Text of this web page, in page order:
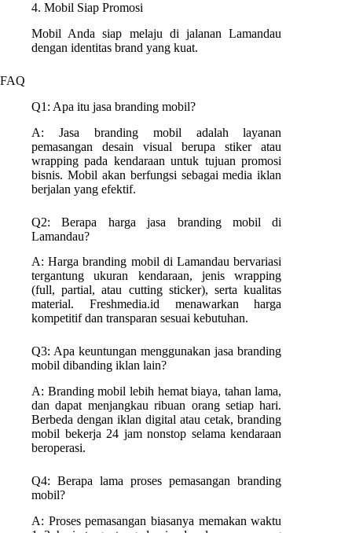
4. Mobil Siap Promosi
Mobil Anda siap melaju di jalanan Lamandau
dengan identitas brand yang kuat.
FAQ
Q1: Apa itu jasa branding mobil?
A: Jasa branding mobil adalah layanan
pemasangan desain visual berupa stiker atau
wrapping pada kendaraan untuk tujuan promosi
bisnis. Mobil akan berfungsi sebagai media iklan
berjalan yang efektif.
Q2: Berapa harga jasa branding mobil di
Lamandau?
A: Harga branding mobil di Lamandau bervariasi
tergantung ukuran kendaraan, jenis wrapping
(full, partial, atau cutting sticker), serta kualitas
material. Freshmedia.id menawarkan harga
kompetitif dan transparan sesuai kebutuhan.
Q3: Apa keuntungan menggunakan jasa branding
mobil dibanding iklan lain?
A: Branding mobil lebih hemat biaya, tahan lama,
dan dapat menjangkau ribuan orang setiap hari.
Berbeda dengan iklan digital atau cetak, branding
mobil bekerja 24 jam nonstop selama kendaraan
beroperasi.
Q4: Berapa lama proses pemasangan branding
mobil?
A: Proses pemasangan biasanya memakan waktu